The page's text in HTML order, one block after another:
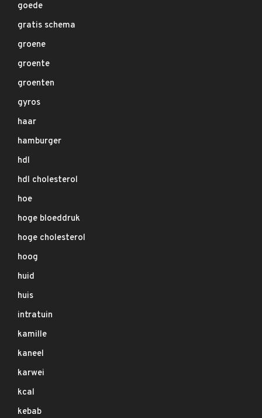
goede
gratis schema
groene
groente
groenten
gyros
haar
hamburger
hdl
hdl cholesterol
hoe
hoge bloeddruk
hoge cholesterol
hoog
huid
huis
intratuin
kamille
kaneel
karwei
kcal
kebab